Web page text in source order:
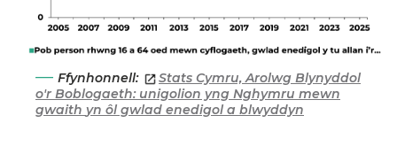
Ffynhonnell:
Stats Cymru, Arolwg Blynyddol
o'r Boblogaeth: unigolion yng Nghymru mewn
gwaith yn ôl gwlad enedigol a blwyddyn